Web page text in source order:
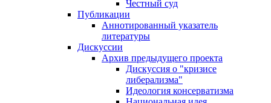
Честный суд
Публикации
Аннотированный указатель
литературы
Дискуссии
Архив предыдущего проекта
Дискуссия о "кризисе
либерализма"
Идеология консерватизма